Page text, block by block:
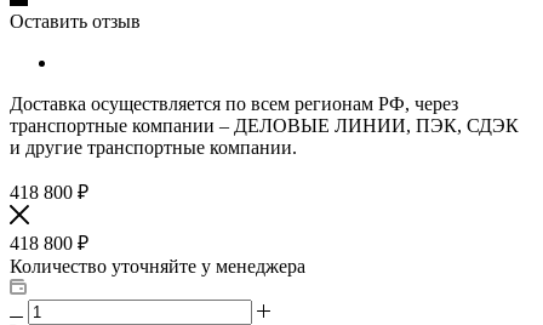
Оставить отзыв
Доставка осуществляется по всем регионам РФ, через
транспортные компании – ДЕЛОВЫЕ ЛИНИИ, ПЭК, СДЭК
и другие транспортные компании.
418 800 ₽
418 800 ₽
Количество уточняйте у менеджера